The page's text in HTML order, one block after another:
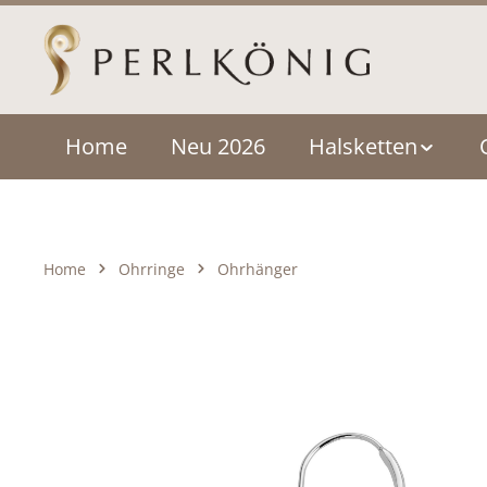
Hauptinhalt springen
Zur Hauptnavigation springen
Home Neu 2026 Halsketten
Home Ohrringe Ohrhänger